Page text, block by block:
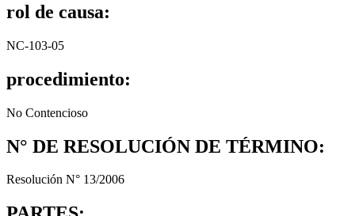
rol de causa:
NC-103-05
procedimiento:
No Contencioso
N° DE RESOLUCIÓN DE TÉRMINO:
Resolución N° 13/2006